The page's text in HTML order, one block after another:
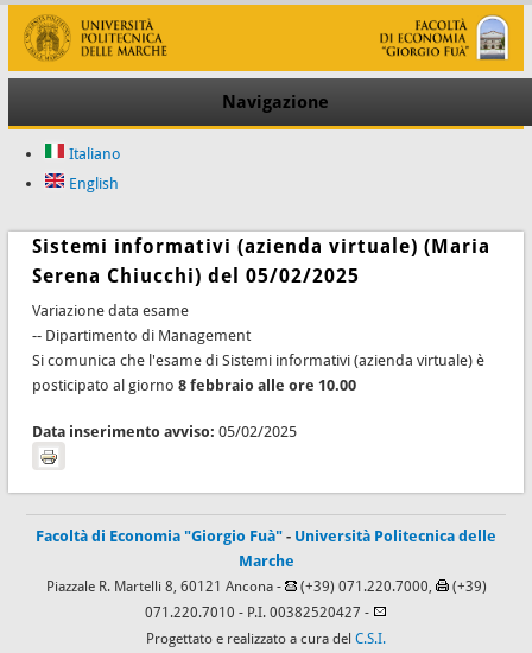
Navigazione
Italiano
English
Sistemi informativi (azienda virtuale) (Maria
Serena Chiucchi) del 05/02/2025
Variazione data esame
-- Dipartimento di Management
Si comunica che l'esame di Sistemi informativi (azienda virtuale) è
posticipato al giorno 8 febbraio alle ore 10.00
Data inserimento avviso: 05/02/2025
Facoltà di Economia "Giorgio Fuà" - Università Politecnica delle
Marche
Piazzale R. Martelli 8, 60121 Ancona - (+39) 071.220.7000,
(+39)
071.220.7010 - P.I. 00382520427 -
Progettato e realizzato a cura del C.S.I.